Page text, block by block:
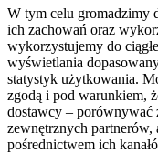
W tym celu gromadzimy
ich zachowań oraz
wykorzystujemy do
wyświetlania
statystyk użytkowania.
zgodą i pod warunkiem,
dostawcy – porównywać
zewnętrznych
pośrednictwem ich